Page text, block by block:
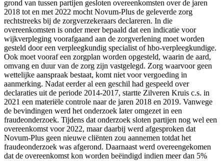
grond van tussen partijen gesloten overeenkomsten over de jaren
2018 tot en met 2022 mocht Novum-Plus de geleverde zorg
rechtstreeks bij de zorgverzekeraars declareren. In die
overeenkomsten is onder meer bepaald dat een indicatie voor
wijkverpleging voorafgaand aan de zorgverlening moet worden
gesteld door een verpleegkundig specialist of hbo-verpleegkundige.
Ook moet vooraf een zorgplan worden opgesteld, waarin de aard,
omvang en duur van de zorg zijn vastgelegd. Zorg waarvoor geen
wettelijke aanspraak bestaat, komt niet voor vergoeding in
aanmerking. Nadat eerder al een geschil had gespeeld over
declaraties uit de periode 2014-2017, startte Zilveren Kruis c.s. in
2021 een materiële controle naar de jaren 2018 en 2019. Vanwege
de bevindingen werd het onderzoek later omgezet in een
fraudeonderzoek. Tijdens dat onderzoek sloten partijen nog wel een
overeenkomst voor 2022, maar daarbij werd afgesproken dat
Novum-Plus geen nieuwe cliënten zou aannemen totdat het
fraudeonderzoek was afgerond. Daarnaast werd overeengekomen
dat de overeenkomst kon worden beëindigd indien meer dan 5%